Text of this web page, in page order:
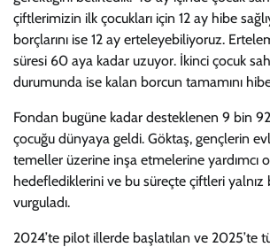
çiftlerimizin ilk çocukları için 12 ay hibe
borçlarını ise 12 ay erteleyebiliyoruz.
süresi 60 aya kadar uzuyor. İkinci çocuk
durumunda ise kalan borcun tamamını
Fondan bugüne kadar desteklenen 9 bin
çocuğu dünyaya geldi. Göktaş, gençlerin
temeller üzerine inşa etmelerine yardımcı
hedeflediklerini ve bu süreçte çiftleri yalnız
vurguladı.
2024’te pilot illerde başlatılan ve 2025’te